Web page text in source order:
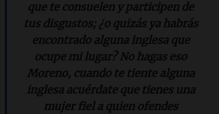
que te consuelen y participen de
tus disgustos; ¿o quizás ya habrás
encontrado alguna inglesa que
ocupe mi lugar? No hagas eso
Moreno, cuando te tiente alguna
inglesa acuérdate que tienes una
mujer fiel a quien ofendes